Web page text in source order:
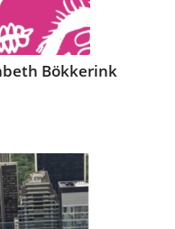
Bökkerink